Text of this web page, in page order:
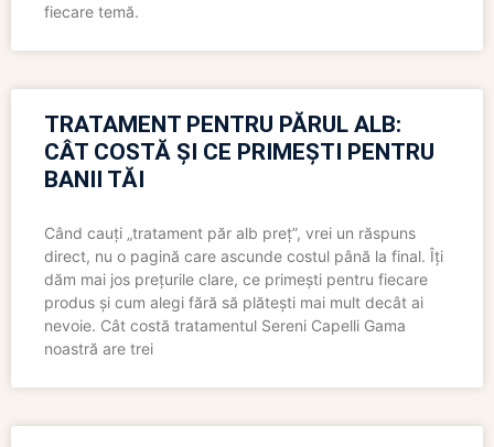
fiecare temă.
TRATAMENT PENTRU PĂRUL ALB:
CÂT COSTĂ ȘI CE PRIMEȘTI PENTRU
BANII TĂI
Când cauți „tratament păr alb preț”, vrei un răspuns
direct, nu o pagină care ascunde costul până la final. Îți
dăm mai jos prețurile clare, ce primești pentru fiecare
produs și cum alegi fără să plătești mai mult decât ai
nevoie. Cât costă tratamentul Sereni Capelli Gama
noastră are trei